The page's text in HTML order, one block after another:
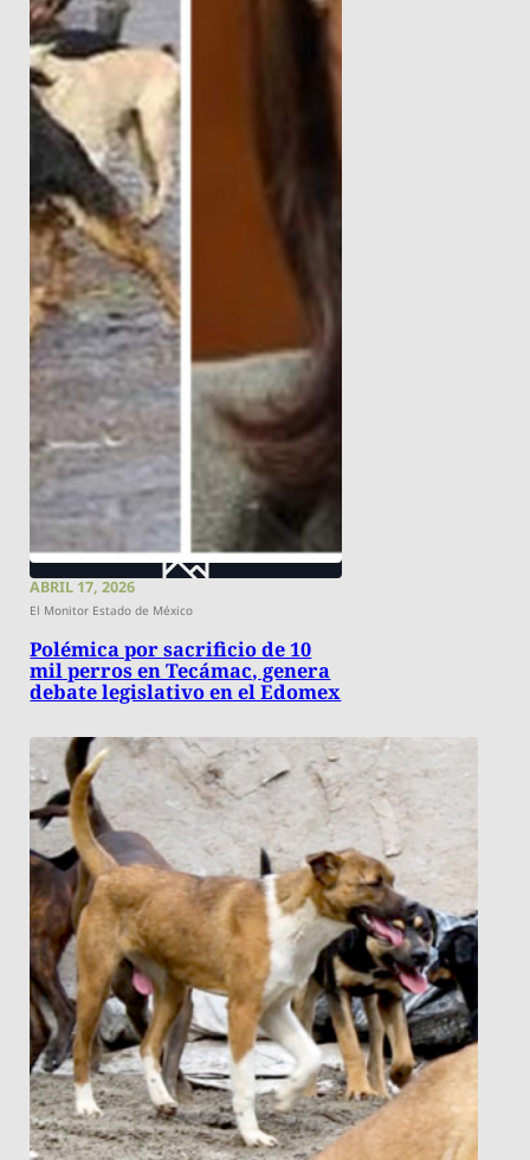
ABRIL 17, 2026
El Monitor Estado de México
Polémica por sacrificio de 10
mil perros en Tecámac, genera
debate legislativo en el Edomex